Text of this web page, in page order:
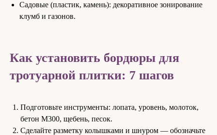
Садовые (пластик, камень): декоративное зонирование
клумб и газонов.
Как установить бордюры для
тротуарной плитки: 7 шагов
Подготовьте инструменты: лопата, уровень, молоток,
бетон М300, щебень, песок.
Сделайте разметку колышками и шнуром — обозначьте